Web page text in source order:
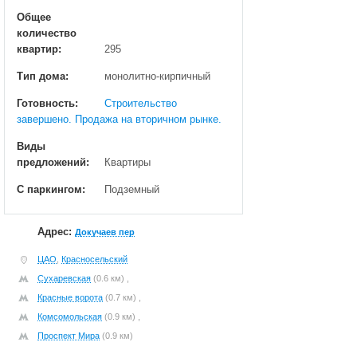
Общее
количество
квартир:
295
Тип дома: монолитно-кирпичный
Готовность:
Строительство
завершено. Продажа на вторичном рынке.
Виды
предложений:
Квартиры
С паркингом: Подземный
Адрес: Докучаев пер
ЦАО Красносельский
Сухаревская (0.6 км) ,
Красные ворота (0.7 км) ,
Комсомольская (0.9 км) ,
Проспект Мира (0.9 км)